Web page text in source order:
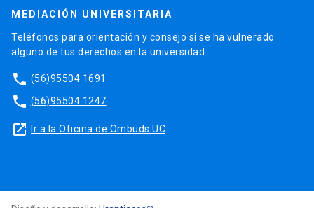
MEDIACIÓN UNIVERSITARIA
Teléfonos para orientación y consejo si se ha vulnerado
alguno de tus derechos en la universidad.
phone (56)95504 1691
phone (56)95504 1247
launch Ir a la Oficina de Ombuds UC